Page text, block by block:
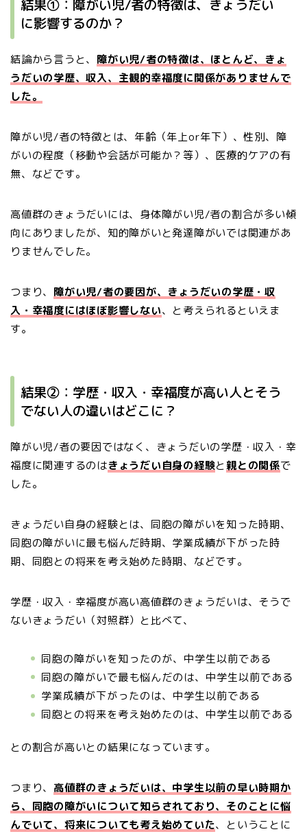
結果①：障がい児/者の特徴は、きょうだい
に影響するのか？
結論から言うと、 障がい児/者の特徴は、ほとんど、きょ
うだいの学歴、収入、主観的幸福度に関係がありませんで
した。
障がい児/者の特徴とは、年齢（年上or年下）、性別、障
がいの程度（移動や会話が可能か？等）、医療的ケアの有
無、などです。
高値群のきょうだいには、身体障がい児/者の割合が多い傾
向にありましたが、知的障がいと発達障がいでは関連があ
りませんでした。
つまり、 障がい児/者の要因が、きょうだいの学歴・収
入・幸福度にはほぼ影響しない、と考えられるといえま
す。
結果②：学歴・収入・幸福度が高い人とそう
でない人の違いはどこに？
障がい児/者の要因ではなく、きょうだいの学歴・収入・幸
福度に関連するのはきょうだい自身の経験と親との関係で
した。
きょうだい自身の経験とは、同胞の障がいを知った時期、
同胞の障がいに最も悩んだ時期、学業成績が下がった時
期、同胞との将来を考え始めた時期、などです。
学歴・収入・幸福度が高い高値群のきょうだいは、そうで
ないきょうだい（対照群）と比べて、
同胞の障がいを知ったのが、中学生以前である
同胞の障がいで最も悩んだのは、中学生以前である
学業成績が下がったのは、中学生以前である
同胞との将来を考え始めたのは、中学生以前である
との割合が高いとの結果になっています。
つまり、 高値群のきょうだいは、中学生以前の早い時期か
ら、同胞の障がいについて知らされており、そのことに悩
んでいて、将来についても考え始めていた、ということに